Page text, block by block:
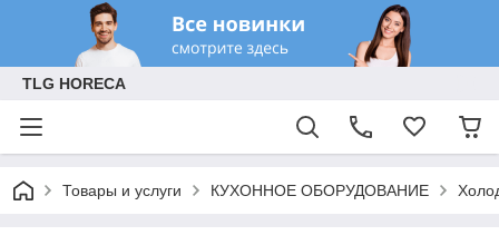
TLG HORECA
Товары и услуги КУХОННОЕ ОБОРУДОВАНИЕ